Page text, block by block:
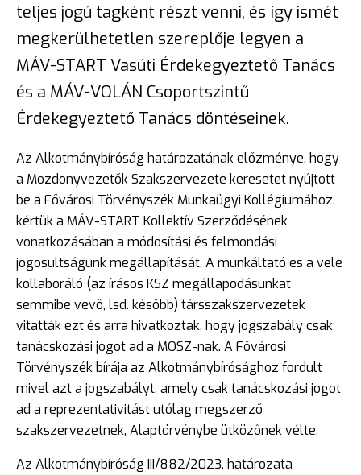
teljes jogú tagként részt venni, és így ismét
megkerülhetetlen szereplője legyen a
MÁV-START Vasúti Érdekegyeztető Tanács
és a MÁV-VOLÁN Csoportszintű
Érdekegyeztető Tanács döntéseinek.
Az Alkotmánybíróság határozatának előzménye, hogy
a Mozdonyvezetők Szakszervezete keresetet nyújtott
be a Fővárosi Törvényszék Munkaügyi Kollégiumához,
kértük a MÁV-START Kollektív Szerződésének
vonatkozásában a módosítási és felmondási
jogosultságunk megállapítását. A munkáltató es a vele
kollaboráló (az írásos KSZ megállapodásunkat
semmibe vevő, lsd. később) társszakszervezetek
vitatták ezt és arra hivatkoztak, hogy jogszabály csak
tanácskozási jogot ad a MOSZ-nak. A Fővárosi
Törvényszék bírája az Alkotmánybírósághoz fordult
mivel azt a jogszabályt, amely csak tanácskozási jogot
ad a reprezentativitást utólag megszerző
szakszervezetnek, Alaptörvénybe ütközőnek vélte.
Az Alkotmánybíróság III/882/2023. határozata